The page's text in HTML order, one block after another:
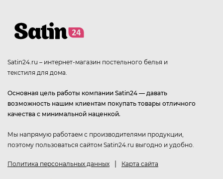
Satin24.ru – интернет-магазин постельного белья и
текстиля для дома.
Основная цель работы компании Satin24 — давать
возможность нашим клиентам покупать товары отличного
качества с минимальной наценкой.
Мы напрямую работаем с производителями продукции,
поэтому пользоваться сайтом Satin24.ru выгодно и удобно.
Политика персональных данных | Карта сайта